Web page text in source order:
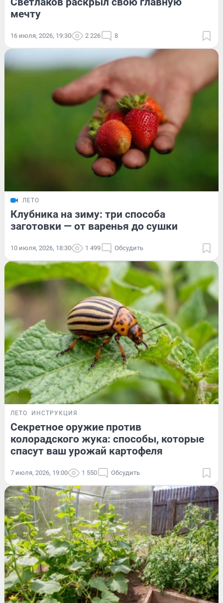
мечту
16 июля, 2026, 19:30 2 226 8
ЛЕТО
Клубника на зиму: три способа
заготовки — от варенья до сушки
10 июля, 2026, 18:30 1 499 Обсудить
ЛЕТО ИНСТРУКЦИЯ
Секретное оружие против
колорадского жука: способы, которые
спасут ваш урожай картофеля
7 июля, 2026, 19:00 1 550 Обсудить